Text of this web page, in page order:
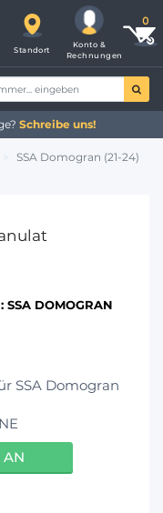
Standort
Konto &
Rechnungen
Schreibe uns!
SSA Domogran (21-24)
SSA DOMOGRAN
SSA Domogran
AN